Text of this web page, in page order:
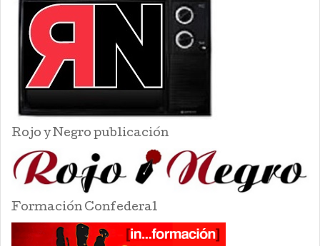
Rojo y Negro publicación
Formación Confederal